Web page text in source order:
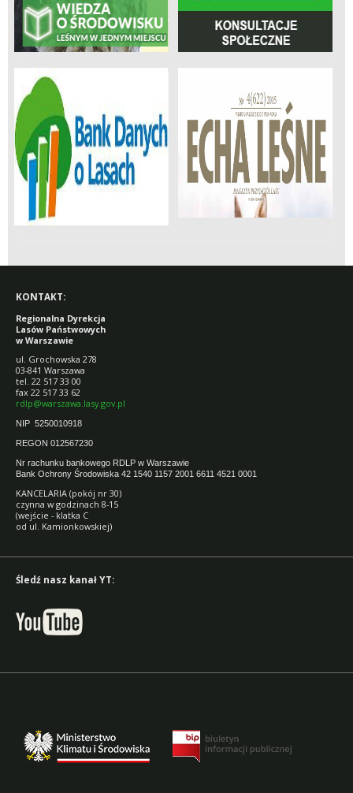
KONTAKT:
Regionalna Dyrekcja
Lasów Państwowych
w Warszawie
ul. Grochowska 278
03-841 Warszawa
tel. 22 517 33 00
fax 22 517 33 62
rdlp@warszawa.lasy.gov.pl
NIP 5250010918
REGON 012567230
Nr rachunku bankowego RDLP w Warszawie
Bank Ochrony Środowiska 42 1540 1157 2001 6611 4521 0001
KANCELARIA (pokój nr 30)
czynna w godzinach 8-15
(wejście - klatka C
od ul. Kamionkowskiej)
Śledź nasz kanał YT: